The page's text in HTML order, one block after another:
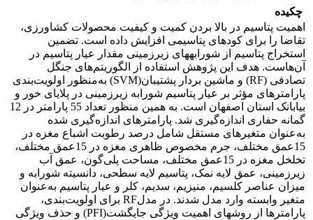
چکیده
اهمیت پتاسیم در بالا بردن کمیت و کیفیت محصولات کشاورزی،
تقاضا را برای کودهای پتاسیمی افزایش داده است. تضمین
استخراج پتاسیم از شورابه­های زیرزمینی مقدار عیار پتاسیم در
آن‌هاست. هدف این پژوهش استفاده از الگوریتم‌های جنگل
تصادفی (RF) و ماشین بردار پشتیبان(SVM) به‌منظور اولویت‌بندی
پارامترهای مؤثر بر عیار پتاسیم شورابه زیرزمینی در پلایای خور و
بیابانک استان اصفهان است. به همین منظور تعداد 55 پارامتر در 12
گمانه حفاری اندازه‌گیری شد. پارامترهای اندازه‌گیری شده
به‌عنوان متغیرهای مستقل شامل درصد رطوبت اشباع مغزه در
15عمق مختلف، جرم مخصوص ظاهری مغزه در 15عمق مختلف،
تخلخل مغزه در 15عمق مختلف، مساحت پلی‌گون، عمق آب
زیرزمینی، عمق لایه نمک، پتاسیم لایه سطحی، دانسیته شورابه و
میزان عناصر کلسیم، منیزیم، سدیم، کلر و عیار پتاسیم به‌عنوان
متغیر وابسته وارد مدل شدند. در مدلRF برای اولویت‌بندی،
پارامترها از روش­های اهمیت ویژگی جایگشت(PFI) و حذف ویژگی